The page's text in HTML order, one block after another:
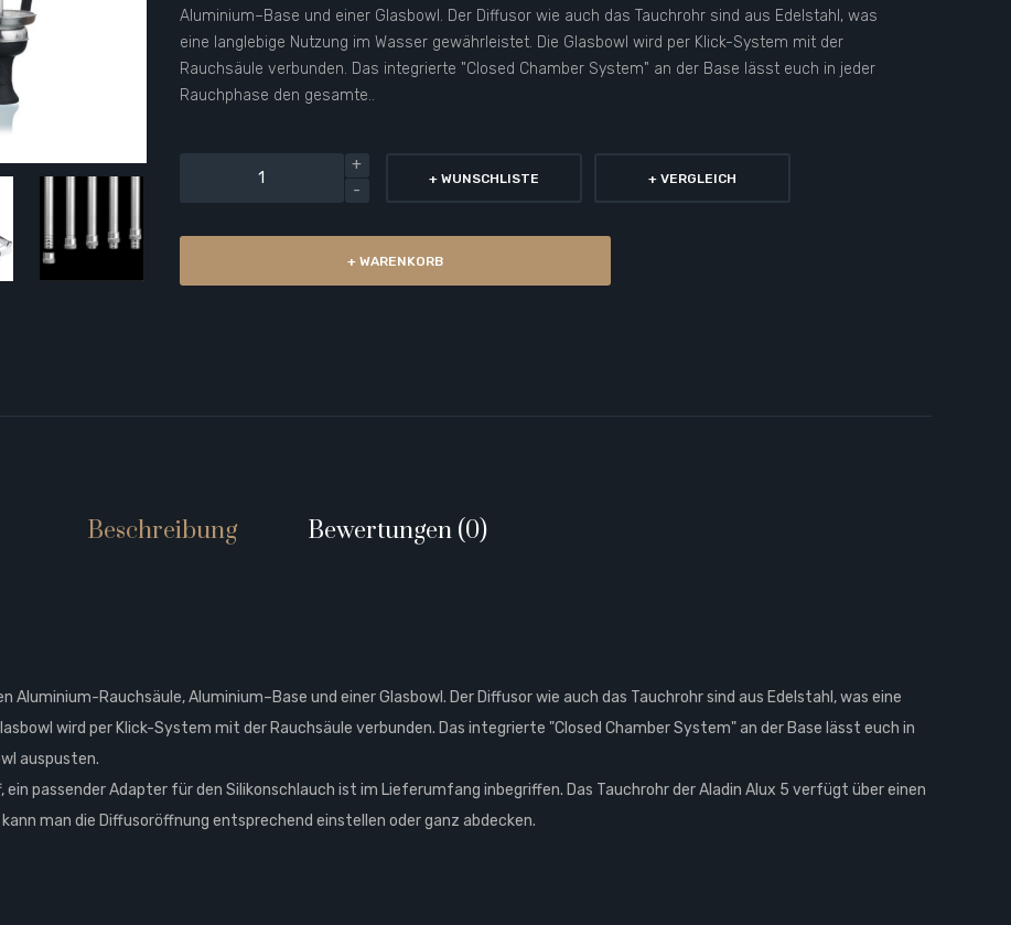
Aluminium–Base und einer Glasbowl. Der Diffusor wie auch das Tauchrohr sind aus Edelstahl, was
eine langlebige Nutzung im Wasser gewährleistet. Die Glasbowl wird per Klick-System mit der
Rauchsäule verbunden. Das integrierte "Closed Chamber System" an der Base lässt euch in jeder
Rauchphase den gesamte..
+ WUNSCHLISTE + VERGLEICH
+ WARENKORB
Beschreibung Bewertungen (0)
Aluminium-Rauchsäule, Aluminium–Base und einer Glasbowl. Der Diffusor wie auch das Tauchrohr sind aus Edelstahl, was eine
wird per Klick-System mit der Rauchsäule verbunden. Das integrierte "Closed Chamber System" an der Base lässt euch in
auspusten.
ein passender Adapter für den Silikonschlauch ist im Lieferumfang inbegriffen. Das Tauchrohr der Aladin Alux 5 verfügt über einen
man die Diffusoröffnung entsprechend einstellen oder ganz abdecken.